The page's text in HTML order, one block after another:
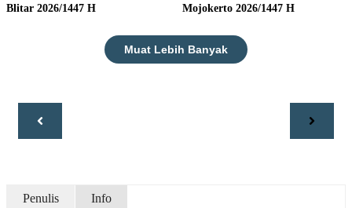
Blitar 2026/1447 H
Mojokerto 2026/1447 H
Muat Lebih Banyak
Penulis Info